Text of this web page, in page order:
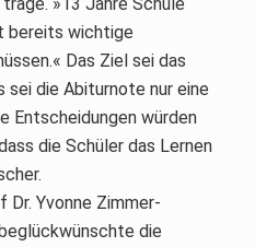
bereits wichtige
Das Ziel sei das
sei die Abiturnote nur eine
Entscheidungen würden
die Schüler das Lernen
Yvonne Zimmer-
die